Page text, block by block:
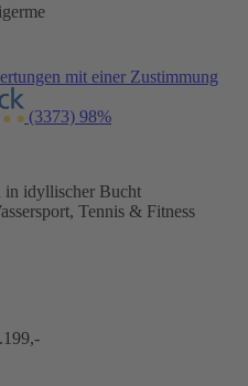
mit einer Zustimmung
(3373) 98%
in idyllischer Bucht
Tennis & Fitness